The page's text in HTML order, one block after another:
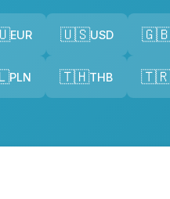
EUR 🇺🇸USD
PLN 🇹🇭THB 🇹🇷